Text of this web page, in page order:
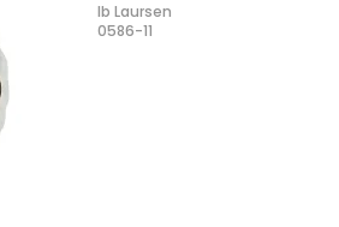
Ib Laursen
0586-11